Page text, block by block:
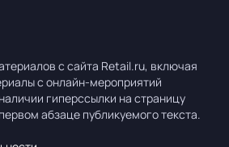
с сайта Retail.ru, включая
с онлайн-мероприятий
гиперссылки на страницу
абзаце публикуемого текста.